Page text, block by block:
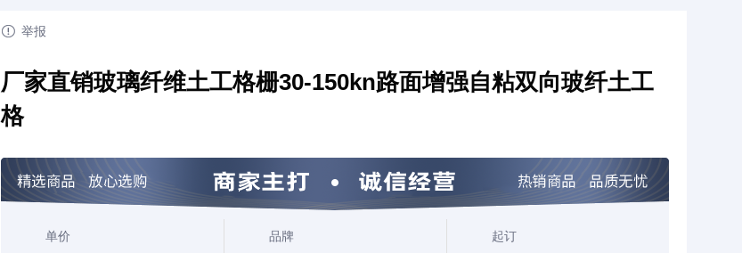
 举报
厂家直销玻璃纤维土工格栅30-150kn路面增强自粘双向玻纤土工
格
单价 品牌 起订